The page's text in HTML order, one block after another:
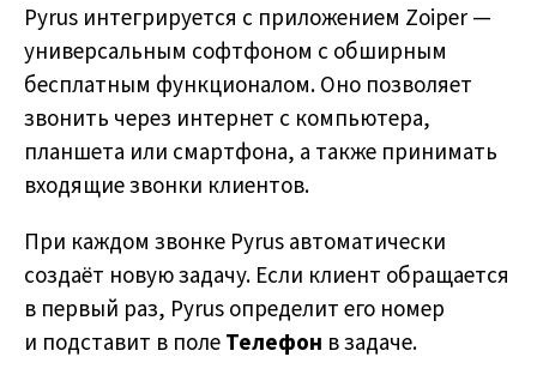
Pyrus интегрируется с приложением Zoiper —
универсальным софтфоном с обширным
бесплатным функционалом. Оно позволяет
звонить через интернет с компьютера,
планшета или смартфона, а также принимать
входящие звонки клиентов.
При каждом звонке Pyrus автоматически
создаёт новую задачу. Если клиент обращается
в первый раз, Pyrus определит его номер
и подставит в полеТелефон в задаче.